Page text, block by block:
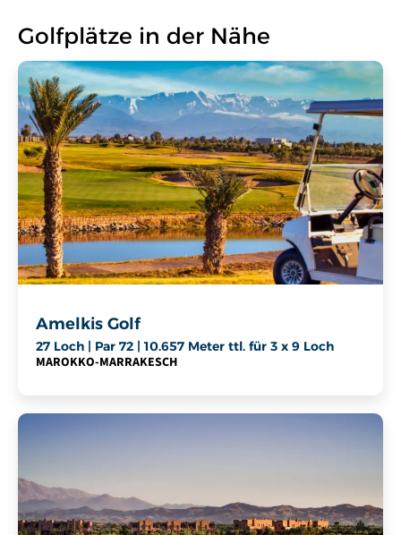
Golfplätze in der Nähe
Amelkis Golf
27 Loch | Par 72 | 10.657 Meter ttl. für 3 x 9 Loch
MAROKKO-MARRAKESCH